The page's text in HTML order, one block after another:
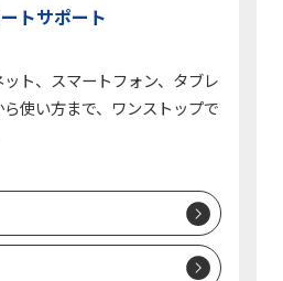
トサポート
ト、スマートフォン、タブレ
使い方まで、ワンストップで